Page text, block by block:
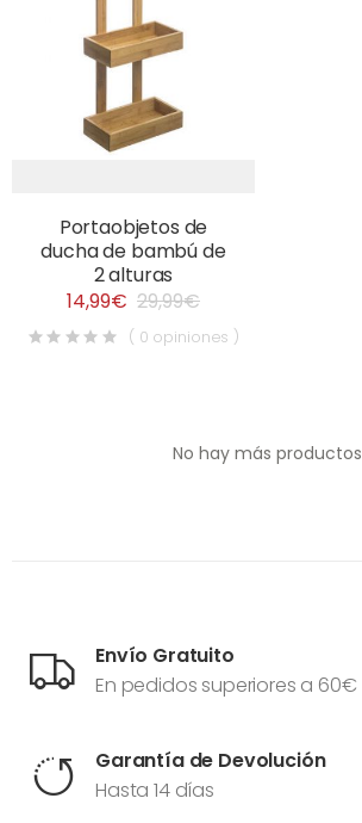
Portaobjetos de
ducha de bambú de
2 alturas
14,99€ 29,99€
( 0 opiniones )
No hay más productos
Envío Gratuito
En pedidos superiores a 60€
Garantía de Devolución
Hasta 14 días